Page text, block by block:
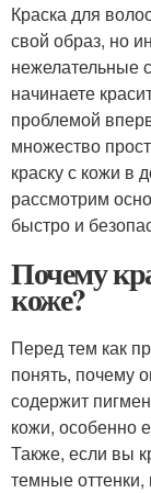
Краска для
свой образ, но
нежелательные
начинаете
проблемой
множество
краску с кожи в
рассмотрим
быстро и
Почему
коже?
Перед тем как
понять, почему
содержит
кожи, особенно
Также, если вы
темные